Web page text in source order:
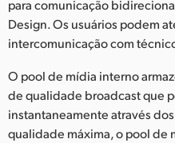
para comunicação
Design. Os usuários podem
intercomunicação com
O pool de mídia interno
de qualidade broadcast que
instantaneamente através
qualidade máxima, o pool de